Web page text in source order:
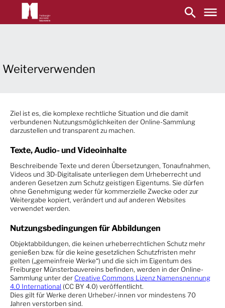
navigation
Weiterverwenden
Ziel ist es, die komplexe rechtliche Situation und die damit
verbundenen Nutzungsmöglichkeiten der Online-Sammlung
darzustellen und transparent zu machen.
Texte, Audio- und Videoinhalte
Beschreibende Texte und deren Übersetzungen, Tonaufnahmen,
Videos und 3D-Digitalisate unterliegen dem Urheberrecht und
anderen Gesetzen zum Schutz geistigen Eigentums. Sie dürfen
ohne Genehmigung weder für kommerzielle Zwecke oder zur
Weitergabe kopiert, verändert und auf anderen Websites
verwendet werden.
Nutzungsbedingungen für Abbildungen
Objektabbildungen, die keinen urheberrechtlichen Schutz mehr
genießen bzw. für die keine gesetzlichen Schutzfristen mehr
gelten („gemeinfreie Werke“) und die sich im Eigentum des
Freiburger Münsterbauvereins befinden, werden in der Online-
Sammlung unter der Creative Commons Lizenz Namensnennung
4.0 International (CC BY 4.0) veröffentlicht.
Dies gilt für Werke deren Urheber/-innen vor mindestens 70
Jahren verstorben sind.